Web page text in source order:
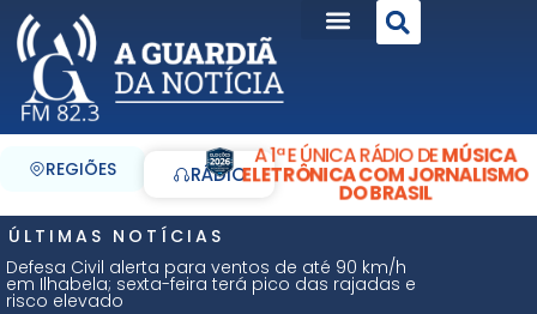
REGIÕES RÁDIO
A 1ª E ÚNICA RÁDIO DEMÚSICA
ELETRÔNICA COM JORNALISMO
DO BRASIL
ÚLTIMAS NOTÍCIAS
Defesa Civil alerta para ventos de até 90 km/h
em Ilhabela; sexta-feira terá pico das rajadas e
risco elevado